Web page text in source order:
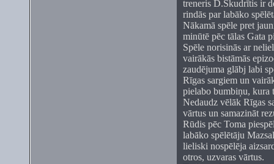
treneris D.Skudrītis ir
rindās par labāko
Nākamā spēle pret
minūtē pēc tālas Gata
Spēle norisinās ar
vairākās bistāmās
zaudējuma glābj labi
Rīgas sargiem un
pielabo bumbiņu, kura
Nedaudz vēlāk Rīgas
vārtus un samazināt
Rūdis pēc Toma
labāko spēlētāju
lieliski nospēlēja
otros, uzvaras vārtus.